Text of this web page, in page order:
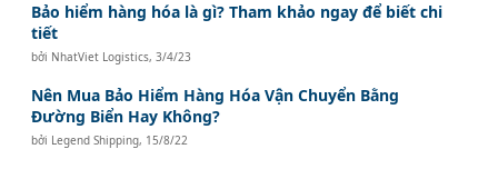
Bảo hiểm hàng hóa là gì? Tham khảo ngay để biết chi
tiết
bởi NhatViet Logistics,3/4/23
Nên Mua Bảo Hiểm Hàng Hóa Vận Chuyển Bằng
Đường Biển Hay Không?
bởi Legend Shipping, 15/8/22